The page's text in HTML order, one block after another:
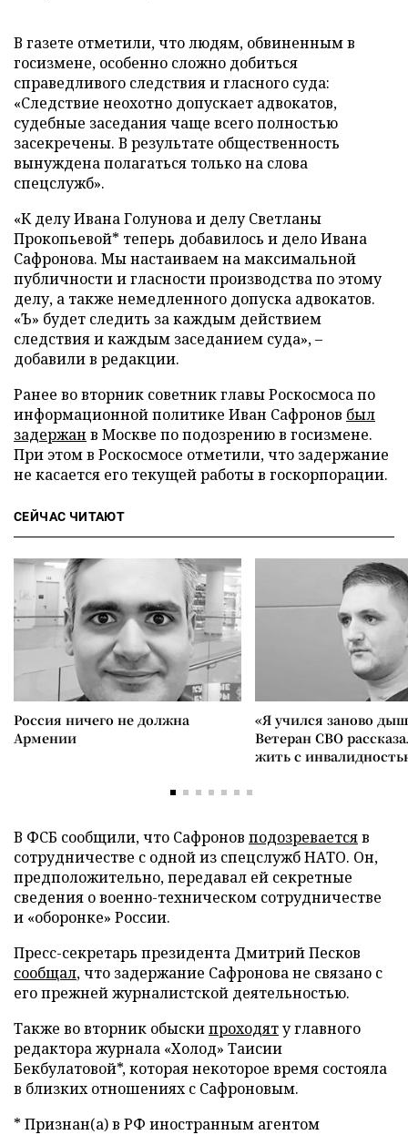
В газете отметили, что людям, обвиненным в
госизмене, особенно сложно добиться
справедливого следствия и гласного суда:
«Следствие неохотно допускает адвокатов,
судебные заседания чаще всего полностью
засекречены. В результате общественность
вынуждена полагаться только на слова
спецслужб».
«К делу Ивана Голунова и делу Светланы
Прокопьевой* теперь добавилось и дело Ивана
Сафронова. Мы настаиваем на максимальной
публичности и гласности производства по этому
делу, а также немедленного допуска адвокатов.
«Ъ» будет следить за каждым действием
следствия и каждым заседанием суда», –
добавили в редакции.
Ранее во вторник советник главы Роскосмоса по
информационной политике Иван Сафронов был
задержан в Москве по подозрению в госизмене.
При этом в Роскосмосе отметили, что задержание
не касается его текущей работы в госкорпорации.
СЕЙЧАС ЧИТАЮТ
Россия ничего не должна
Армении
«Я учился заново
Ветеран СВО
жить с
В ФСБ сообщили, что Сафронов подозреваетсяв
сотрудничестве с одной из спецслужб НАТО. Он,
предположительно, передавал ей секретные
сведения о военно-техническом сотрудничестве
и «оборонке» России.
Пресс-секретарь президента Дмитрий Песков
сообщал, что задержание Сафронова не связано с
его прежней журналистской деятельностью.
Также во вторник обыскипроходяту главного
редактора журнала «Холод» Таисии
Бекбулатовой*, которая некоторое время состояла
в близких отношениях с Сафроновым.
* Признан(а) в РФ иностранным агентом